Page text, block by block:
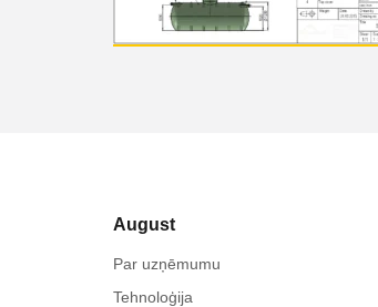
August
Par uzņēmumu
Tehnoloģija